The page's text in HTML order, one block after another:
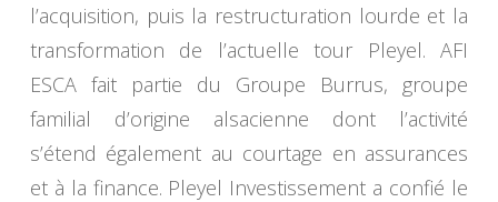
l’acquisition, puis la restructuration lourde et la
transformation de l’actuelle tour Pleyel. AFI
ESCA fait partie du Groupe Burrus, groupe
familial d’origine alsacienne dont l’activité
s’étend également au courtage en assurances
et à la finance. Pleyel Investissement a confié le